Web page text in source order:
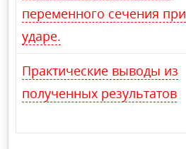
переменного сечения при
ударе.
Практические выводы из
полученных результатов